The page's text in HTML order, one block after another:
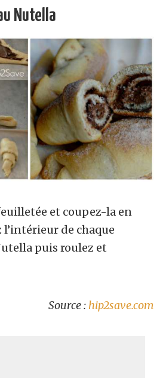
Nutella
et coupez-la en
de chaque
puis roulez et
Source : hip2save.com